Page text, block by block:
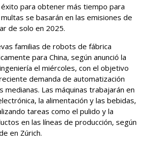
para obtener más tiempo para
se basarán en las emisiones de
de solo en 2025.
familias de robots de fábrica
para China, según anunció la
el miércoles, con el objetivo
demanda de automatización
medianas. Las máquinas trabajarán en
la alimentación y las bebidas,
tareas como el pulido y la
en las líneas de producción, según
en Zúrich.